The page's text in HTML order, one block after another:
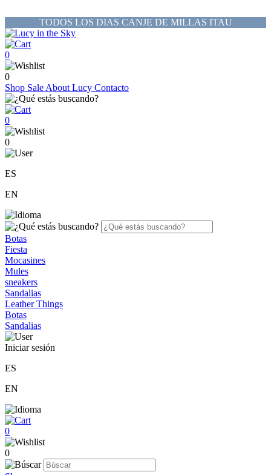
TODOS LOS DIAS CANJE DE MILLAS ITAU
0
0
Shop Sale About Lucy Contacto
0
0
ES
EN
Botas
Fiesta
Mocasines
Mules
sneakers
Sandalias
Leather Things
Botas
Sandalias
Iniciar sesión
ES
EN
0
0